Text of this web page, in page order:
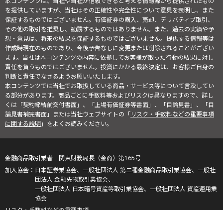
を提供していますが、当社はその正確性や完全性について意見を表明し、また
保証するものではございません。有価証券の購入、売却、デリバティブ取引、
その他の取引を推奨し、勧誘するものではありません。また、過去の実績や予
想・意見は、将来の結果を保証するものではございません。提供する情報等は
作成時現在のものであり、今後予告なしに変更または削除されることがござい
ます。当社は本コンテンツの内容に依拠してお客様が取った行動の結果に対し
責任を負うものではございません。投資にかかる最終決定は、お客様ご自身の
判断と責任でなさるようお願いいたします。
本コンテンツでは当社でお取扱している商品・サービス等について言及してい
る部分があります。商品ごとに手数料等およびリスクは異なりますので、詳し
くは「契約締結前交付書面」、「上場有価証券等書面」、「目論見書」、「目
論見書補完書面」または当社ウェブサイトの「リスク・手数料などの重要事項
に関する説明」をよくお読みください。
金融商品取引業者 関東財務局長（金商）第165号
日本証券業協会、一般社団法人 第二種金融商品取引業協会、一般社
団法人 金融先物取引業協会、
一般社団法人 日本暗号資産等取引業協会、一般社団法人 資産運用業
協会